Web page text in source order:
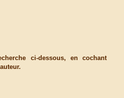
ci-dessous, en cochant